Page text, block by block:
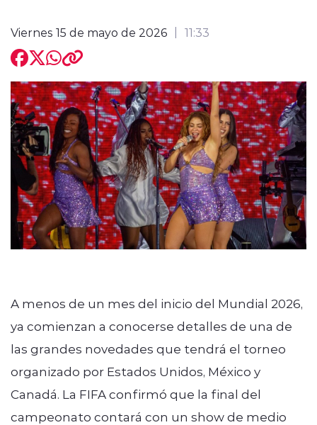
Viernes 15 de mayo de 2026 11:33
A menos de un mes del inicio del Mundial 2026,
ya comienzan a conocerse detalles de una de
las grandes novedades que tendrá el torneo
organizado por Estados Unidos, México y
Canadá. La FIFA confirmó que la final del
campeonato contará con un show de medio